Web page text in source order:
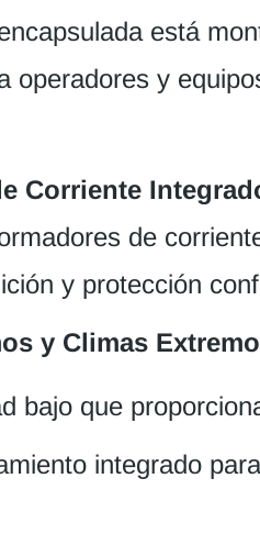
está
operadores y
Corriente
de
y protección
y Climas
bajo que
integrado